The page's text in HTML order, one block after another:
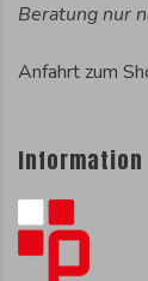
Beratung nur
Anfahrt zum
Information